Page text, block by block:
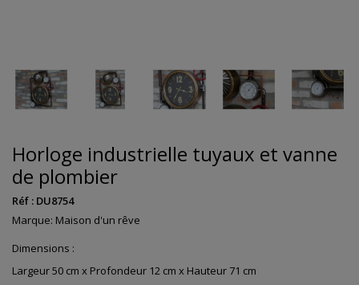
Horloge industrielle tuyaux et vanne
de plombier
Réf : DU8754
Marque: Maison d'un rêve
Dimensions :
Largeur 50 cm x Profondeur 12 cm x Hauteur 71 cm